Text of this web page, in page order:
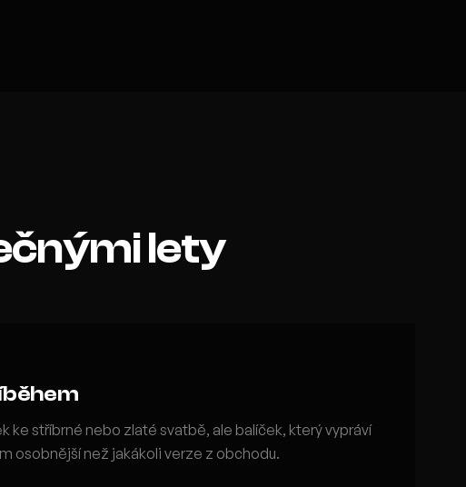
lety
ke stříbrné nebo zlaté svatbě, ale balíček, který vypráví
osobnější než jakákoli verze z obchodu.